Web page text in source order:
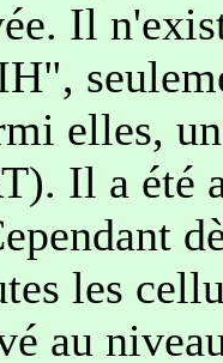
Il
elles,
Il a été
les
au